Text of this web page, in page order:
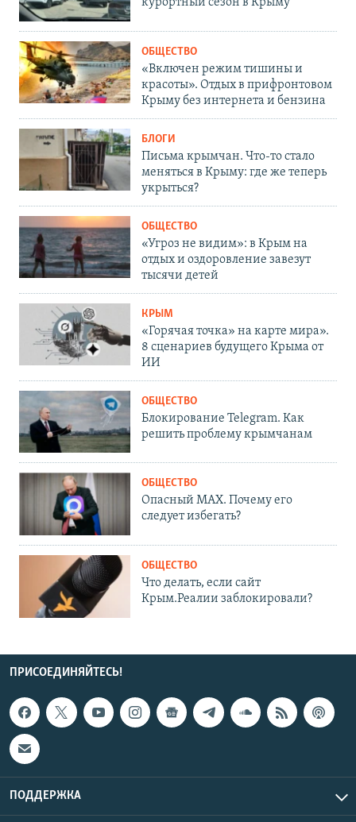
ОБЩЕСТВО
«Включен режим тишины и
красоты». Отдых в прифронтовом
Крыму без интернета и бензина
БЛОГИ
Письма крымчан. Что-то стало
меняться в Крыму: где же теперь
укрыться?
ОБЩЕСТВО
«Угроз не видим»: в Крым на
отдых и оздоровление завезут
тысячи детей
КРЫМ
«Горячая точка» на карте мира».
8 сценариев будущего Крыма от
ИИ
ОБЩЕСТВО
Блокирование Telegram. Как
решить проблему крымчанам
ОБЩЕСТВО
Опасный MAX. Почему его
следует избегать?
ОБЩЕСТВО
Что делать, если сайт
Крым.Реалии заблокировали?
ПРИСОЕДИНЯЙТЕСЬ!
ПОДДЕРЖКА